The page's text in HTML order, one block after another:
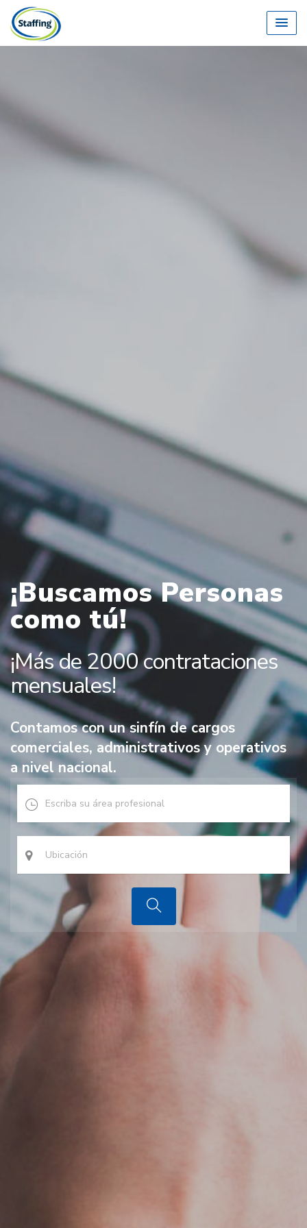
¡Buscamos Personas
como tú!
¡Más de 2000 contrataciones
mensuales!
Contamos con un sinfín de cargos
comerciales, administrativos y operativos
a nivel nacional.